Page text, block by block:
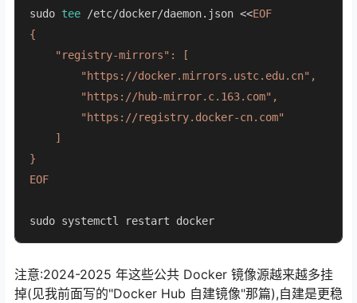
sudo tee /etc/docker/daemon.json <<EOF
{
    "registry-mirrors": [
        "https://docker.mirrors.ustc.edu.cn",
        "https://hub-mirror.c.163.com",
        "https://registry.docker-cn.com"
    ]
}
EOF
sudo systemctl restart docker
注意:2024-2025 年这些公共 Docker 镜像源越来越多挂
掉(见我前面写的"Docker Hub 自建镜像"那篇),自建是更稳